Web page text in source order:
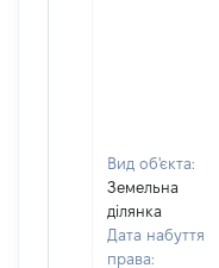
Вид об'єкта:
Земельна
ділянка
Дата набуття
права: